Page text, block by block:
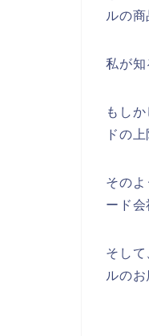
ルの
私が知
もし
ドの
その
ード
そし
ルの